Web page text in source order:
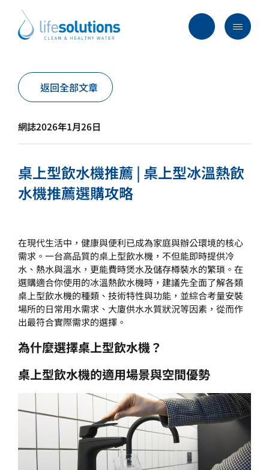
content
香
港
Menu
行業及方案
主要服務
所有產品
最新資訊
常見問題
返回全部文章
網誌2026年1月26日
桌上型飲水機推薦 | 桌上型冰溫熱飲
水機推薦選購攻略
在現代生活中，健康與便利已成為家庭與辦公環境的核心
需求。一台高品質的桌上型飲水機，不但能即時提供冷
水、熱水與溫水，更能費時煲水及儲存樽裝水的繁瑣。在
選購適合你使用的冰溫熱飲水機時，建議先全面了解各類
桌上型飲水機的種類、技術特性與功能，並綜合考量安裝
場所的日常用水需求、大廈供水水質狀況等因素，從而作
出最符合實際需求的選擇。
為什麼選擇桌上型飲水機？
桌上型飲水機的適用場景與空間優勢